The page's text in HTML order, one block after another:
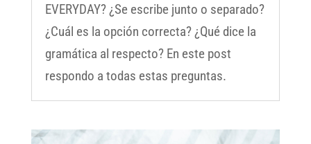
EVERYDAY? ¿Se escribe junto o separado?
¿Cuál es la opción correcta? ¿Qué dice la
gramática al respecto? En este post
respondo a todas estas preguntas.